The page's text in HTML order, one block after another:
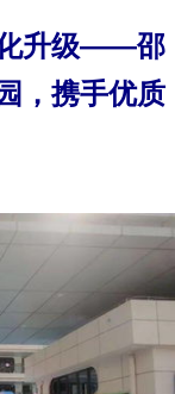
化升级——邵
，携手优质